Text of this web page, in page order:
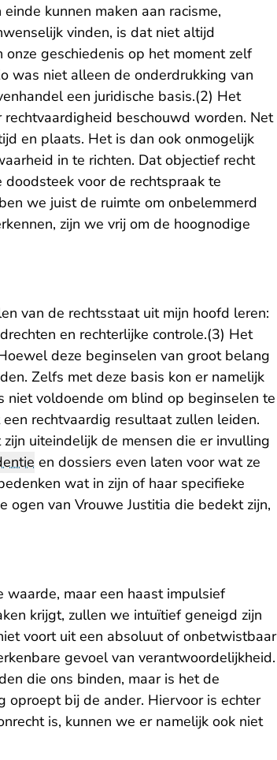
kunnen maken aan racisme,
vinden, is dat niet altijd
geschiedenis op het moment zelf
was niet alleen de onderdrukking van
een juridische basis.(2) Het
beschouwd worden. Net
en plaats. Het is dan ook onmogelijk
in te richten. Dat objectief recht
voor de rechtspraak te
we juist de ruimte om onbelemmerd
zijn we vrij om de hoognodige
van de rechtsstaat uit mijn hoofd leren:
en rechterlijke controle.(3) Het
deze beginselen van groot belang
Zelfs met deze basis kon er namelijk
niet voldoende om blind op beginselen te
rechtvaardig resultaat zullen leiden.
uiteindelijk de mensen die er invulling
en dossiers even laten voor wat ze
wat in zijn of haar specifieke
ogen van Vrouwe Justitia die bedekt zijn,
maar een haast impulsief
krijgt, zullen we intuïtief geneigd zijn
voort uit een absoluut of onbetwistbaar
gevoel van verantwoordelijkheid.
die ons binden, maar is het de
oproept bij de ander. Hiervoor is echter
is, kunnen we er namelijk ook niet